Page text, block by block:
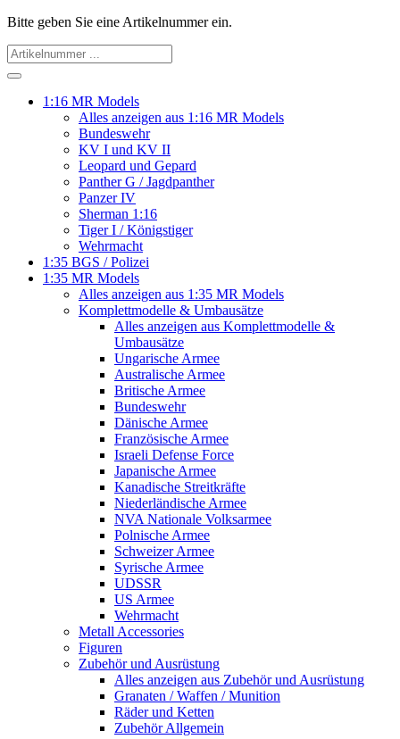
Bitte geben Sie eine Artikelnummer ein.
1:16 MR Models
Alles anzeigen aus 1:16 MR Models
Bundeswehr
KV I und KV II
Leopard und Gepard
Panther G / Jagdpanther
Panzer IV
Sherman 1:16
Tiger I / Königstiger
Wehrmacht
1:35 BGS / Polizei
1:35 MR Models
Alles anzeigen aus 1:35 MR Models
Komplettmodelle & Umbausätze
Alles anzeigen aus Komplettmodelle &
Umbausätze
Ungarische Armee
Australische Armee
Britische Armee
Bundeswehr
Dänische Armee
Französische Armee
Israeli Defense Force
Japanische Armee
Kanadische Streitkräfte
Niederländische Armee
NVA Nationale Volksarmee
Polnische Armee
Schweizer Armee
Syrische Armee
UDSSR
US Armee
Wehrmacht
Metall Accessories
Figuren
Zubehör und Ausrüstung
Alles anzeigen aus Zubehör und Ausrüstung
Granaten / Waffen / Munition
Räder und Ketten
Zubehör Allgemein